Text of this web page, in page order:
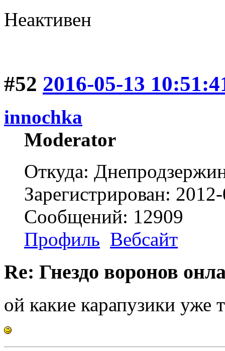
Неактивен
#52 2016-05-13
innochka
Moderator
Откуда:
Зарегистрирован:
Сообщений: 12909
Профиль Вебсайт
Re: Гнездо воронов
ой какие карапузики уже